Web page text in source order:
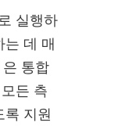
실행하
는 데 매
통합
든 측
록 지원